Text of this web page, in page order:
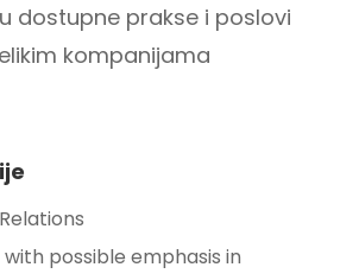
dostupne prakse i poslovi
kompanijama
possible emphasis in